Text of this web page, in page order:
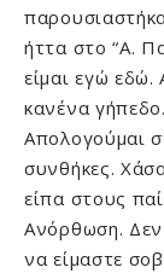
ήττα στο “Α.
είμαι εγώ εδώ.
κανένα
Απολογούμαι
συνθήκες.
είπα στους
Ανόρθωση.
να είμαστε